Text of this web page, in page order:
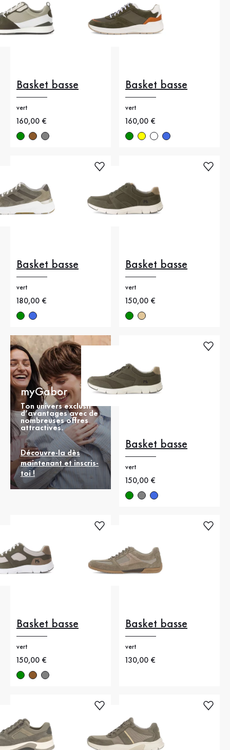
Basket basse
vert
Nouveau prix
160,00 €
Basket basse
vert
Nouveau prix
160,00 €
Basket basse
vert
Nouveau prix
180,00 €
Basket basse
vert
Nouveau prix
150,00 €
myGabor
Ton univers exclusif
d’avantages avec de
nombreuses offres
attractives.
Découvre-la dès
maintenant et inscris-
toi !
Basket basse
vert
Nouveau prix
150,00 €
Basket basse
vert
Nouveau prix
150,00 €
Basket basse
vert
Nouveau prix
130,00 €